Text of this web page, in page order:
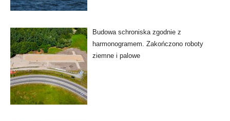
Budowa schroniska zgodnie z
harmonogramem. Zakończono roboty
ziemne i palowe